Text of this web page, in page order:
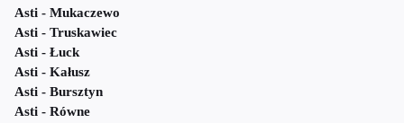
Asti - Mukaczewo
Asti - Truskawiec
Asti - Łuck
Asti - Kałusz
Asti - Bursztyn
Asti - Równe